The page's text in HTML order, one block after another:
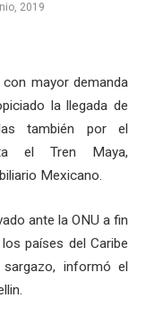
2019
mayor demanda
la llegada de
también por el
el Tren Maya,
Mexicano.
ante la ONU a fin
países del Caribe
informó el